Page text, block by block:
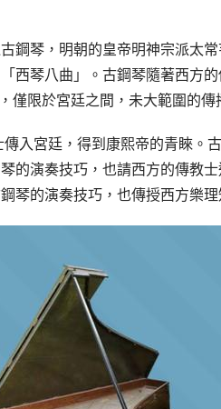
鋼琴，明朝的皇帝明神宗派太
西琴八曲」。古鋼琴隨著西方
限於宮廷之間，未大範圍的傳
入宮廷，得到康熙帝的青睞。
的演奏技巧，也請西方的傳教
琴的演奏技巧，也傳授西方樂